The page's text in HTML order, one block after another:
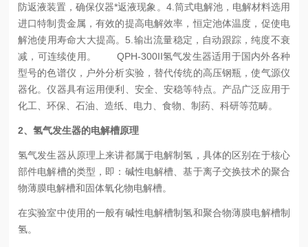
防返液装置，确保仪器*返液现象。 4.筒式电解池，电解材料选用
进口特制贵金属，有效的提高电解效率，恒定池体温度，促使电
解池使用寿命大大提高。 5.输出流量稳定，自动跟踪，纯度不衰
减，可连续使用。
QPH-300II氢气发生器适用于国内外各种
型号的色谱仪，户外分析实验，替代传统的高压钢瓶，使气源仪
器化。仪器具有运用便利、安全、安稳等特点。产品广泛应用于
化工、环保、石油、造纸、电力、食物、制药、科研等范畴。
2、氢气发生器的电解槽原理
氢气发生器从原理上来讲都属于电解制氢，具体的区别在于核心
部件电解槽的类型，即：碱性电解槽、基于离子交换技术的聚合
物薄膜电解槽和固体氧化物电解槽。
在实验室中使用的一般有碱性电解槽制氢和聚合物薄膜电解槽制
氢。